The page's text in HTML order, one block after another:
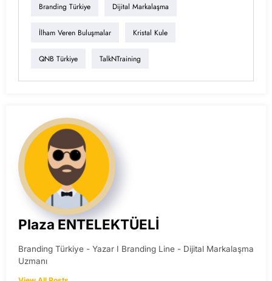
Branding Türkiye Dijital Markalaşma
İlham Veren Buluşmalar Kristal Kule
QNB Türkiye TalkNTraining
Plaza ENTELEKTÜELİ
Branding Türkiye - Yazar I Branding Line - Dijital Markalaşma
Uzmanı